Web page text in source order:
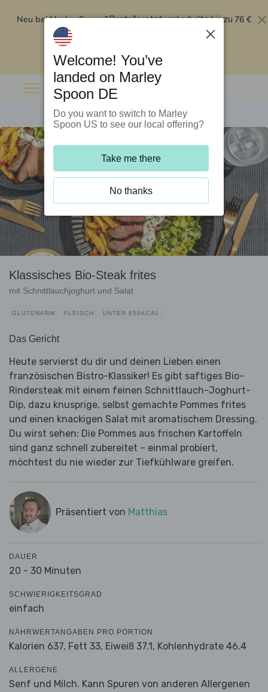
Neu bei Marley Spoon?Bestelle jetzt und erhalte bis zu 76 €
Rabatt auf deine ersten fünf Boxen
Klassisches Bio-Steak frites
mit Schnittlauchjoghurt und Salat
GLUTENARM FLEISCH UNTER 650KCAL
Das Gericht
Heute servierst du dir und deinen Lieben einen
französischen Bistro-Klassiker! Es gibt saftiges Bio-
Rindersteak mit einem feinen Schnittlauch-Joghurt-
Dip, dazu knusprige, selbst gemachte Pommes frites
und einen knackigen Salat mit aromatischem Dressing.
Du wirst sehen: Die Pommes aus frischen Kartoffeln
sind ganz schnell zubereitet – einmal probiert,
möchtest du nie wieder zur Tiefkühlware greifen.
Präsentiert von Matthias
DAUER
20 - 30 Minuten
SCHWIERIGKEITSGRAD
einfach
NÄHRWERTANGABEN PRO PORTION
Kalorien 637, Fett 33, Eiweiß 37.1, Kohlenhydrate 46.4
ALLERGENE
Senf und Milch. Kann Spuren von anderen Allergenen
Welcome! You’ve
landed on Marley
Spoon DE
Do you want to switch to Marley
Spoon US to see our local offering?
Take me there
No thanks